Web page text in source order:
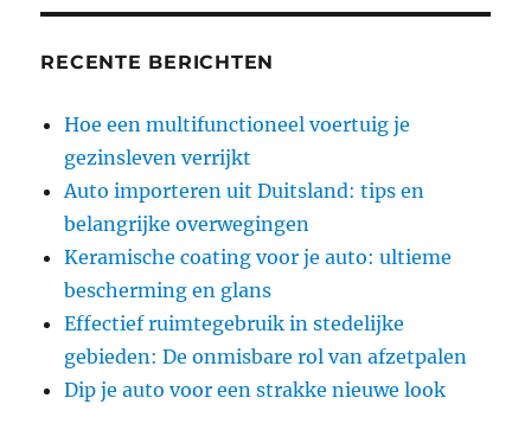
RECENTE BERICHTEN
Hoe een multifunctioneel voertuig je
gezinsleven verrijkt
Auto importeren uit Duitsland: tips en
belangrijke overwegingen
Keramische coating voor je auto: ultieme
bescherming en glans
Effectief ruimtegebruik in stedelijke
gebieden: De onmisbare rol van afzetpalen
Dip je auto voor een strakke nieuwe look